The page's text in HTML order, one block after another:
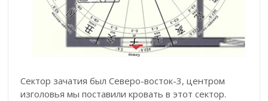
Сектор зачатия был Северо-восток-3, центром
изголовья мы поставили кровать в этот сектор.